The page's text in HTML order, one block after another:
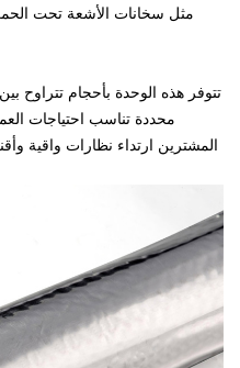
مثل سخانات الأشعة تحت
محددة تناسب احتياجات
المشترين ارتداء نظارات واقية